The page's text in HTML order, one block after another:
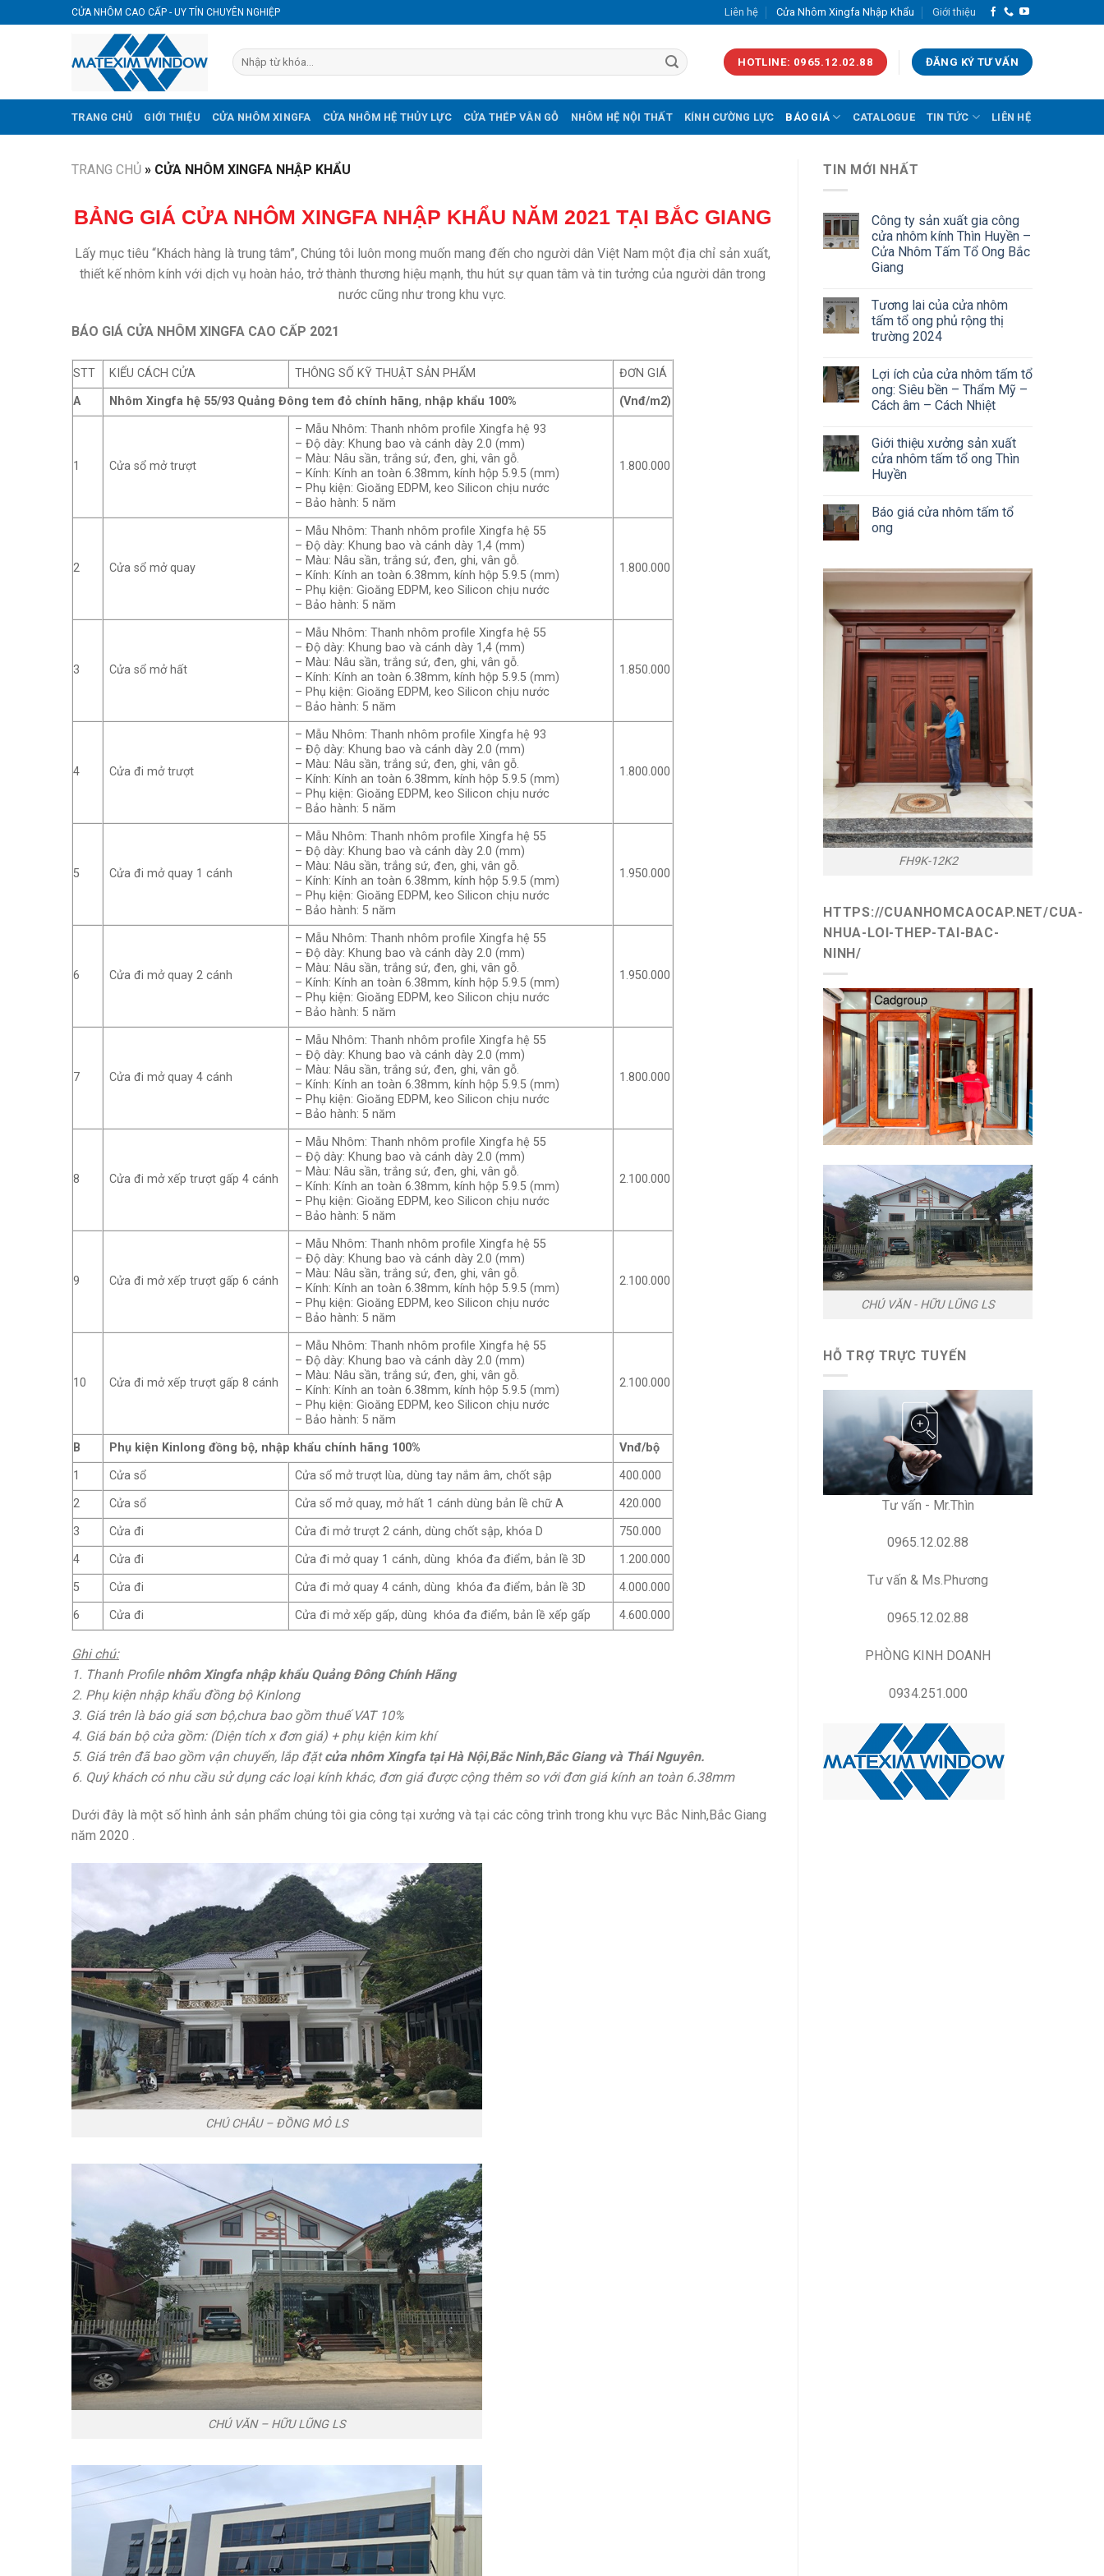
CỬA NHÔM CAO CẤP - UY TÍN CHUYÊN NGHIỆP Liên hệ Cửa Nhôm Xingfa Nhập Khẩu Giới thiệu
HOTLINE: 0965.12.02.88 ĐĂNG KÝ TƯ VẤN
TRANG CHỦ GIỚI THIỆU CỬA NHÔM XINGFA CỬA NHÔM HỆ THỦY LỰC CỬA THÉP VÂN GỖ NHÔM HỆ NỘI THẤT KÍNH CƯỜNG LỰC BÁO GIÁ CATALOGUE TIN TỨC LIÊN HỆ
TRANG CHỦ » CỬA NHÔM XINGFA NHẬP KHẨU
BẢNG GIÁ CỬA NHÔM XINGFA NHẬP KHẨU NĂM 2021 TẠI BẮC GIANG
Lấy mục tiêu “Khách hàng là trung tâm”, Chúng tôi luôn mong muốn mang đến cho người dân Việt Nam một địa chỉ sản xuất,
thiết kế nhôm kính với dịch vụ hoàn hảo, trở thành thương hiệu mạnh, thu hút sự quan tâm và tin tưởng của người dân trong
nước cũng như trong khu vực.
BÁO GIÁ CỬA NHÔM XINGFA CAO CẤP 2021
STT KIỂU CÁCH CỬA THÔNG SỐ KỸ THUẬT SẢN PHẨM
ĐƠN GIÁ
A
Nhôm Xingfa hệ 55/93 Quảng Đông tem đỏ chính hãng, nhập khẩu 100% (Vnđ/m2)
1 Cửa sổ mở trượt
– Mẫu Nhôm: Thanh nhôm profile Xingfa hệ 93
– Độ dày: Khung bao và cánh dày 2.0 (mm)
– Màu: Nâu sần, trắng sứ, đen, ghi, vân gỗ.
– Kính: Kính an toàn 6.38mm, kính hộp 5.9.5 (mm)
– Phụ kiện: Gioăng EDPM, keo Silicon chịu nước
– Bảo hành: 5 năm
1.800.000
2 Cửa sổ mở quay
– Mẫu Nhôm: Thanh nhôm profile Xingfa hệ 55
– Độ dày: Khung bao và cánh dày 1,4 (mm)
– Màu: Nâu sần, trắng sứ, đen, ghi, vân gỗ.
– Kính: Kính an toàn 6.38mm, kính hộp 5.9.5 (mm)
– Phụ kiện: Gioăng EDPM, keo Silicon chịu nước
– Bảo hành: 5 năm
1.800.000
3 Cửa sổ mở hất
– Mẫu Nhôm: Thanh nhôm profile Xingfa hệ 55
– Độ dày: Khung bao và cánh dày 1,4 (mm)
– Màu: Nâu sần, trắng sứ, đen, ghi, vân gỗ.
– Kính: Kính an toàn 6.38mm, kính hộp 5.9.5 (mm)
– Phụ kiện: Gioăng EDPM, keo Silicon chịu nước
– Bảo hành: 5 năm
1.850.000
4 Cửa đi mở trượt
– Mẫu Nhôm: Thanh nhôm profile Xingfa hệ 93
– Độ dày: Khung bao và cánh dày 2.0 (mm)
– Màu: Nâu sần, trắng sứ, đen, ghi, vân gỗ.
– Kính: Kính an toàn 6.38mm, kính hộp 5.9.5 (mm)
– Phụ kiện: Gioăng EDPM, keo Silicon chịu nước
– Bảo hành: 5 năm
1.800.000
5 Cửa đi mở quay 1 cánh
– Mẫu Nhôm: Thanh nhôm profile Xingfa hệ 55
– Độ dày: Khung bao và cánh dày 2.0 (mm)
– Màu: Nâu sần, trắng sứ, đen, ghi, vân gỗ.
– Kính: Kính an toàn 6.38mm, kính hộp 5.9.5 (mm)
– Phụ kiện: Gioăng EDPM, keo Silicon chịu nước
– Bảo hành: 5 năm
1.950.000
6 Cửa đi mở quay 2 cánh
– Mẫu Nhôm: Thanh nhôm profile Xingfa hệ 55
– Độ dày: Khung bao và cánh dày 2.0 (mm)
– Màu: Nâu sần, trắng sứ, đen, ghi, vân gỗ.
– Kính: Kính an toàn 6.38mm, kính hộp 5.9.5 (mm)
– Phụ kiện: Gioăng EDPM, keo Silicon chịu nước
– Bảo hành: 5 năm
1.950.000
7 Cửa đi mở quay 4 cánh
– Mẫu Nhôm: Thanh nhôm profile Xingfa hệ 55
– Độ dày: Khung bao và cánh dày 2.0 (mm)
– Màu: Nâu sần, trắng sứ, đen, ghi, vân gỗ.
– Kính: Kính an toàn 6.38mm, kính hộp 5.9.5 (mm)
– Phụ kiện: Gioăng EDPM, keo Silicon chịu nước
– Bảo hành: 5 năm
1.800.000
8 Cửa đi mở xếp trượt gấp 4 cánh
– Mẫu Nhôm: Thanh nhôm profile Xingfa hệ 55
– Độ dày: Khung bao và cánh dày 2.0 (mm)
– Màu: Nâu sần, trắng sứ, đen, ghi, vân gỗ.
– Kính: Kính an toàn 6.38mm, kính hộp 5.9.5 (mm)
– Phụ kiện: Gioăng EDPM, keo Silicon chịu nước
– Bảo hành: 5 năm
2.100.000
9 Cửa đi mở xếp trượt gấp 6 cánh
– Mẫu Nhôm: Thanh nhôm profile Xingfa hệ 55
– Độ dày: Khung bao và cánh dày 2.0 (mm)
– Màu: Nâu sần, trắng sứ, đen, ghi, vân gỗ.
– Kính: Kính an toàn 6.38mm, kính hộp 5.9.5 (mm)
– Phụ kiện: Gioăng EDPM, keo Silicon chịu nước
– Bảo hành: 5 năm
2.100.000
10 Cửa đi mở xếp trượt gấp 8 cánh
– Mẫu Nhôm: Thanh nhôm profile Xingfa hệ 55
– Độ dày: Khung bao và cánh dày 2.0 (mm)
– Màu: Nâu sần, trắng sứ, đen, ghi, vân gỗ.
– Kính: Kính an toàn 6.38mm, kính hộp 5.9.5 (mm)
– Phụ kiện: Gioăng EDPM, keo Silicon chịu nước
– Bảo hành: 5 năm
2.100.000
B Phụ kiện Kinlong đồng bộ, nhập khẩu chính hãng 100%
Vnđ/bộ
1
Cửa sổ Cửa sổ mở trượt lùa, dùng tay nắm âm, chốt sập
400.000
2
Cửa sổ Cửa sổ mở quay, mở hất 1 cánh dùng bản lề chữ A
420.000
3
Cửa đi Cửa đi mở trượt 2 cánh, dùng chốt sập, khóa D
750.000
4
Cửa đi Cửa đi mở quay 1 cánh, dùng khóa đa điểm, bản lề 3D
1.200.000
5
Cửa đi Cửa đi mở quay 4 cánh, dùng khóa đa điểm, bản lề 3D
4.000.000
6
Cửa đi Cửa đi mở xếp gấp, dùng khóa đa điểm, bản lề xếp gấp 4.600.000
Ghi chú:
1. Thanh Profilenhôm Xingfa nhập khẩu Quảng Đông Chính Hãng
2. Phụ kiện nhập khẩu đồng bộ Kinlong
3. Giá trên là báo giá sơn bộ,chưa bao gồm thuế VAT 10%
4. Giá bán bộ cửa gồm: (Diện tích x đơn giá) + phụ kiện kim khí
5. Giá trên đã bao gồm vận chuyển, lắp đặtcửa nhôm Xingfa tại Hà Nội,Bắc Ninh,Bắc Giang và Thái Nguyên.
6. Quý khách có nhu cầu sử dụng các loại kính khác, đơn giá được cộng thêm so với đơn giá kính an toàn 6.38mm
Dưới đây là một số hình ảnh sản phẩm chúng tôi gia công tại xưởng và tại các công trình trong khu vực Bắc Ninh,Bắc Giang
năm 2020 .
CHÚ CHÂU – ĐỒNG MỎ LS
CHÚ VĂN – HỮU LŨNG LS
TIN MỚI NHẤT
Công ty sản xuất gia công
cửa nhôm kính Thìn Huyền –
Cửa Nhôm Tấm Tổ Ong Bắc
Giang
Tương lai của cửa nhôm
tấm tổ ong phủ rộng thị
trường 2024
Lợi ích của cửa nhôm tấm tổ
ong: Siêu bền – Thẩm Mỹ –
Cách âm – Cách Nhiệt
Giới thiệu xưởng sản xuất
cửa nhôm tấm tổ ong Thìn
Huyền
Báo giá cửa nhôm tấm tổ
ong
FH9K-12K2
HTTPS://CUANHOMCAOCAP.NET/CUA-
NHUA-LOI-THEP-TAI-BAC-
NINH/
CHÚ VĂN - HỮU LŨNG LS
HỖ TRỢ TRỰC TUYẾN
Tư vấn - Mr.Thìn
0965.12.02.88
Tư vấn & Ms.Phương
0965.12.02.88
PHÒNG KINH DOANH
0934.251.000